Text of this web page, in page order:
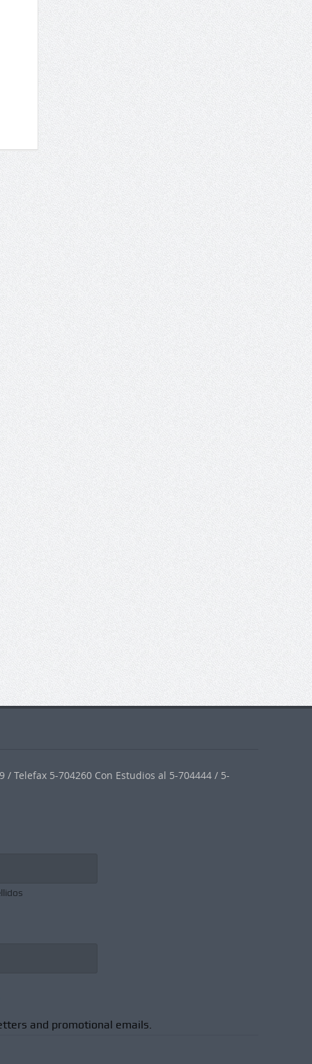
Telefax 5-704260 Con Estudios al 5-704444 / 5-
and promotional emails.